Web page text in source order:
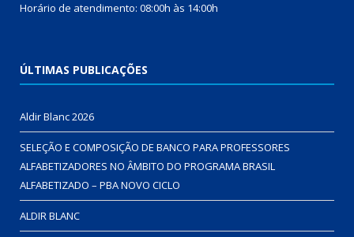
Horário de atendimento: 08:00h às 14:00h
ÚLTIMAS PUBLICAÇÕES
Aldir Blanc 2026
SELEÇÃO E COMPOSIÇÃO DE BANCO PARA PROFESSORES
ALFABETIZADORES NO ÂMBITO DO PROGRAMA BRASIL
ALFABETIZADO – PBA NOVO CICLO
ALDIR BLANC